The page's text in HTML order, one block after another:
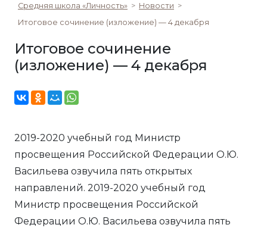
Средняя школа «Личность» > Новости >
Итоговое сочинение (изложение) — 4 декабря
Итоговое сочинение
(изложение) — 4 декабря
2019-2020 учебный год Министр
просвещения Российской Федерации О.Ю.
Васильева озвучила пять открытых
направлений. 2019-2020 учебный год
Министр просвещения Российской
Федерации О.Ю. Васильева озвучила пять